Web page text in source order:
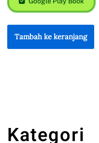
Tambah ke keranjang